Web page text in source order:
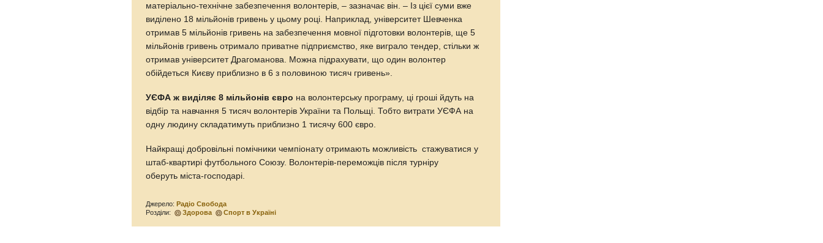
матеріально-технічне забезпечення волонтерів, – зазначає він. – Із цієї суми вже
виділено 18 мільйонів гривень у цьому році. Наприклад, університет Шевченка
отримав 5 мільйонів гривень на забезпечення мовної підготовки волонтерів, ще 5
мільйонів гривень отримало приватне підприємство, яке виграло тендер, стільки ж
отримав університет Драгоманова. Можна підрахувати, що один волонтер
обійдеться Києву приблизно в 6 з половиною тисяч гривень».
УЄФА ж виділяє 8 мільйонів євро на волонтерську програму, ці гроші йдуть на
відбір та навчання 5 тисяч волонтерів України та Польщі. Тобто витрати УЄФА на
одну людину складатимуть приблизно 1 тисячу 600 євро.
Найкращі добровільні помічники чемпіонату отримають можливість стажуватися у
штаб-квартирі футбольного Союзу. Волонтерів-переможців після турніру
оберуть міста-господарі.
Джерело:Радіо Свобода
Розділи:
Здорова Спорт в Україні